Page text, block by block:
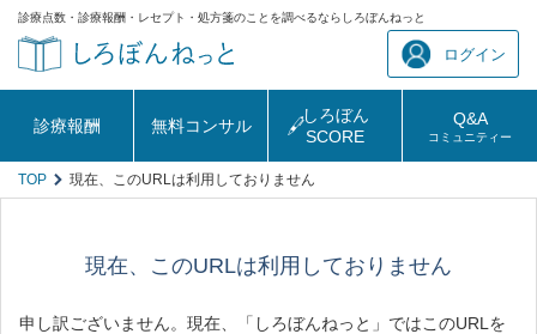
診療点数・診療報酬・レセプト・処方箋のことを調べるならしろぼんねっと
ログイン
診療報酬 無料コンサル
しろぼん
SCORE
Q&A
コミュニティー
TOP 現在、このURLは利用しておりません
現在、このURLは利用しておりません
申し訳ございません。現在、「しろぼんねっと」ではこのURLを